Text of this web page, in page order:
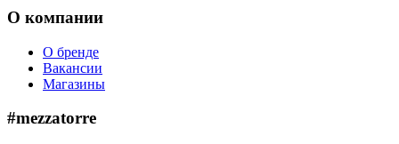
О компании
О бренде
Вакансии
Магазины
#mezzatorre